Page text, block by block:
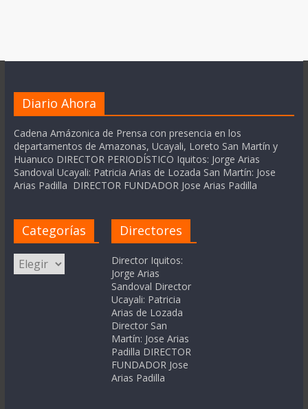
Diario Ahora
Cadena Amázonica de Prensa con presencia en los
departamentos de Amazonas, Ucayali, Loreto San Martín y
Huanuco DIRECTOR PERIODÍSTICO Iquitos: Jorge Arias
Sandoval Ucayali: Patricia Arias de Lozada San Martín: Jose
Arias Padilla DIRECTOR FUNDADOR Jose Arias Padilla
Categorías
Categorías
Directores
Director Iquitos:
Jorge Arias
Sandoval Director
Ucayali: Patricia
Arias de Lozada
Director San
Martín: Jose Arias
Padilla DIRECTOR
FUNDADOR Jose
Arias Padilla